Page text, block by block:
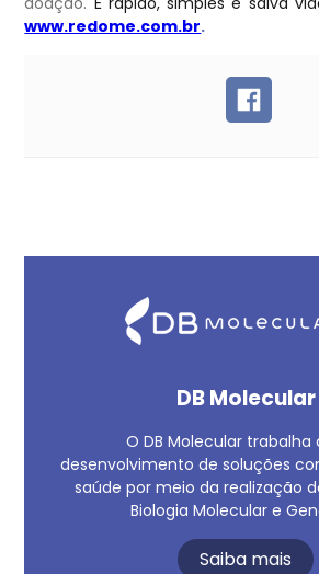
www.redome.com.br.
DB Molecular
O DB Molecular trabalha
desenvolvimento de soluções
saúde por meio da realização
Biologia Molecular e
Saiba mais